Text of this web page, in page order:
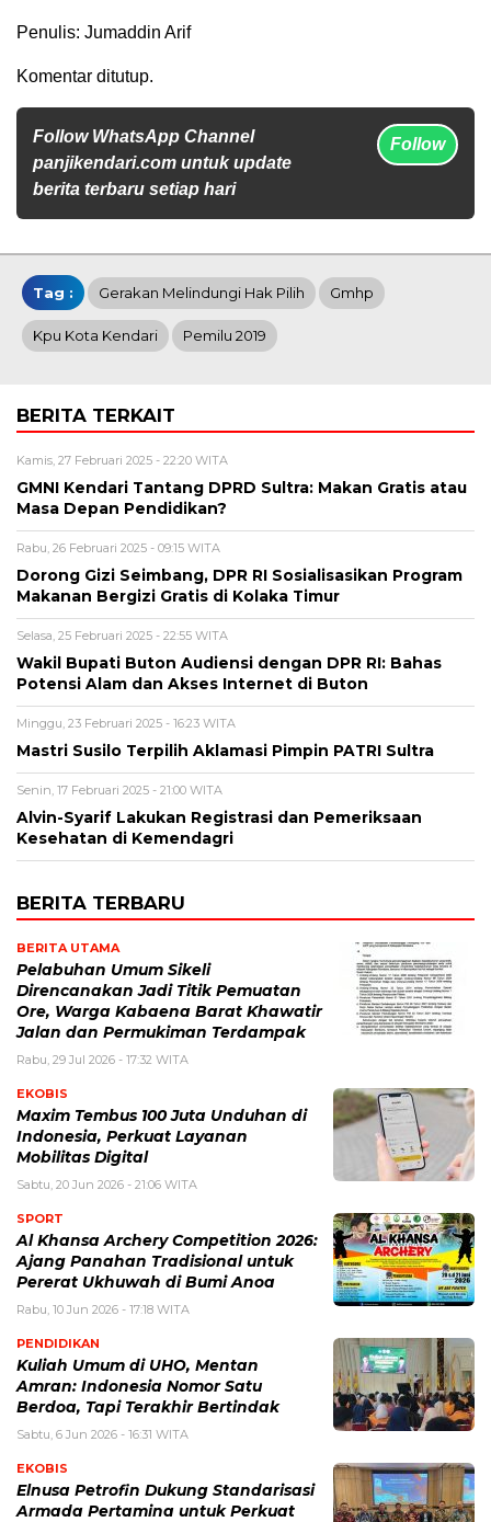
Penulis: Jumaddin Arif
Komentar ditutup.
Follow WhatsApp Channel
panjikendari.com untuk update
berita terbaru setiap hari
Follow
Tag : Gerakan Melindungi Hak Pilih Gmhp
Kpu Kota Kendari Pemilu 2019
BERITA TERKAIT
Kamis, 27 Februari 2025 - 22:20 WITA
GMNI Kendari Tantang DPRD Sultra: Makan Gratis atau
Masa Depan Pendidikan?
Rabu, 26 Februari 2025 - 09:15 WITA
Dorong Gizi Seimbang, DPR RI Sosialisasikan Program
Makanan Bergizi Gratis di Kolaka Timur
Selasa, 25 Februari 2025 - 22:55 WITA
Wakil Bupati Buton Audiensi dengan DPR RI: Bahas
Potensi Alam dan Akses Internet di Buton
Minggu, 23 Februari 2025 - 16:23 WITA
Mastri Susilo Terpilih Aklamasi Pimpin PATRI Sultra
Senin, 17 Februari 2025 - 21:00 WITA
Alvin-Syarif Lakukan Registrasi dan Pemeriksaan
Kesehatan di Kemendagri
BERITA TERBARU
BERITA UTAMA
Pelabuhan Umum Sikeli
Direncanakan Jadi Titik Pemuatan
Ore, Warga Kabaena Barat Khawatir
Jalan dan Permukiman Terdampak
Rabu, 29 Jul 2026 - 17:32 WITA
EKOBIS
Maxim Tembus 100 Juta Unduhan di
Indonesia, Perkuat Layanan
Mobilitas Digital
Sabtu, 20 Jun 2026 - 21:06 WITA
SPORT
Al Khansa Archery Competition 2026:
Ajang Panahan Tradisional untuk
Pererat Ukhuwah di Bumi Anoa
Rabu, 10 Jun 2026 - 17:18 WITA
PENDIDIKAN
Kuliah Umum di UHO, Mentan
Amran: Indonesia Nomor Satu
Berdoa, Tapi Terakhir Bertindak
Sabtu, 6 Jun 2026 - 16:31 WITA
EKOBIS
Elnusa Petrofin Dukung Standarisasi
Armada Pertamina untuk Perkuat